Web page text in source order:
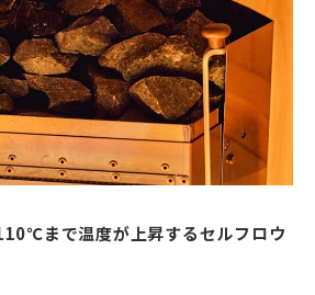
まで温度が上昇するセルフロウ